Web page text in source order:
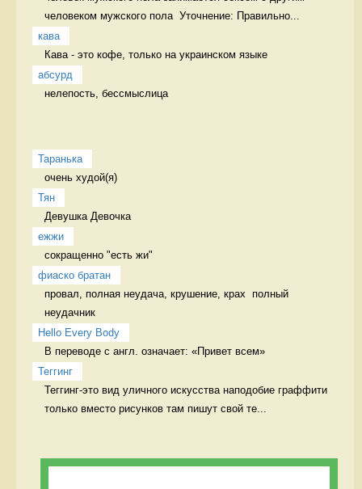
человеком мужского пола  Уточнение: Правильно...
кава
Кава - это кофе, только на украинском языке
абсурд
нелепость, бессмыслица
Таранька
очень худой(я)
Тян
Девушка Девочка
ежжи
сокращенно "есть жи"
фиаско братан
провал, полная неудача, крушение, крах  полный
неудачник
Hello Every Body
В переводе с англ. означает: «Привет всем»
Теггинг
Теггинг-это вид уличного искусства наподобие граффити
только вместо рисунков там пишут свой те...